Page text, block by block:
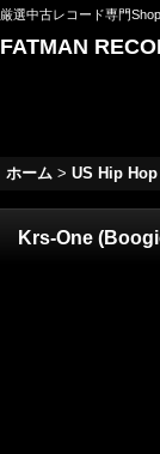
厳選中古レコード専門
FATMAN
ホーム > US Hip Hop
Krs-One